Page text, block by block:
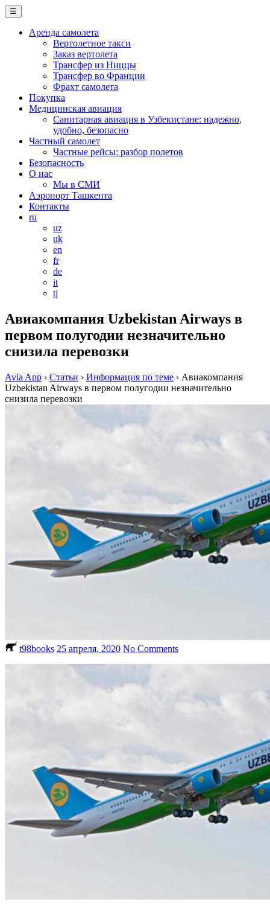
☰
Аренда самолета
Вертолетное такси
Заказ вертолета
Трансфер из Ниццы
Трансфер во Франции
Фрахт самолета
Покупка
Медицинская авиация
Санитарная авиация в Узбекистане: надежно,
удобно, безопасно
Частный самолет
Частные рейсы: разбор полетов
Безопасность
О нас
Мы в СМИ
Аэропорт Ташкента
Контакты
ru
uz
uk
en
fr
de
it
tj
Авиакомпания Uzbekistan Airways в
первом полугодии незначительно
снизила перевозки
Avia App › Статьи › Информация по теме › Авиакомпания
Uzbekistan Airways в первом полугодии незначительно
снизила перевозки
t98books 25 апреля, 2020 No Comments